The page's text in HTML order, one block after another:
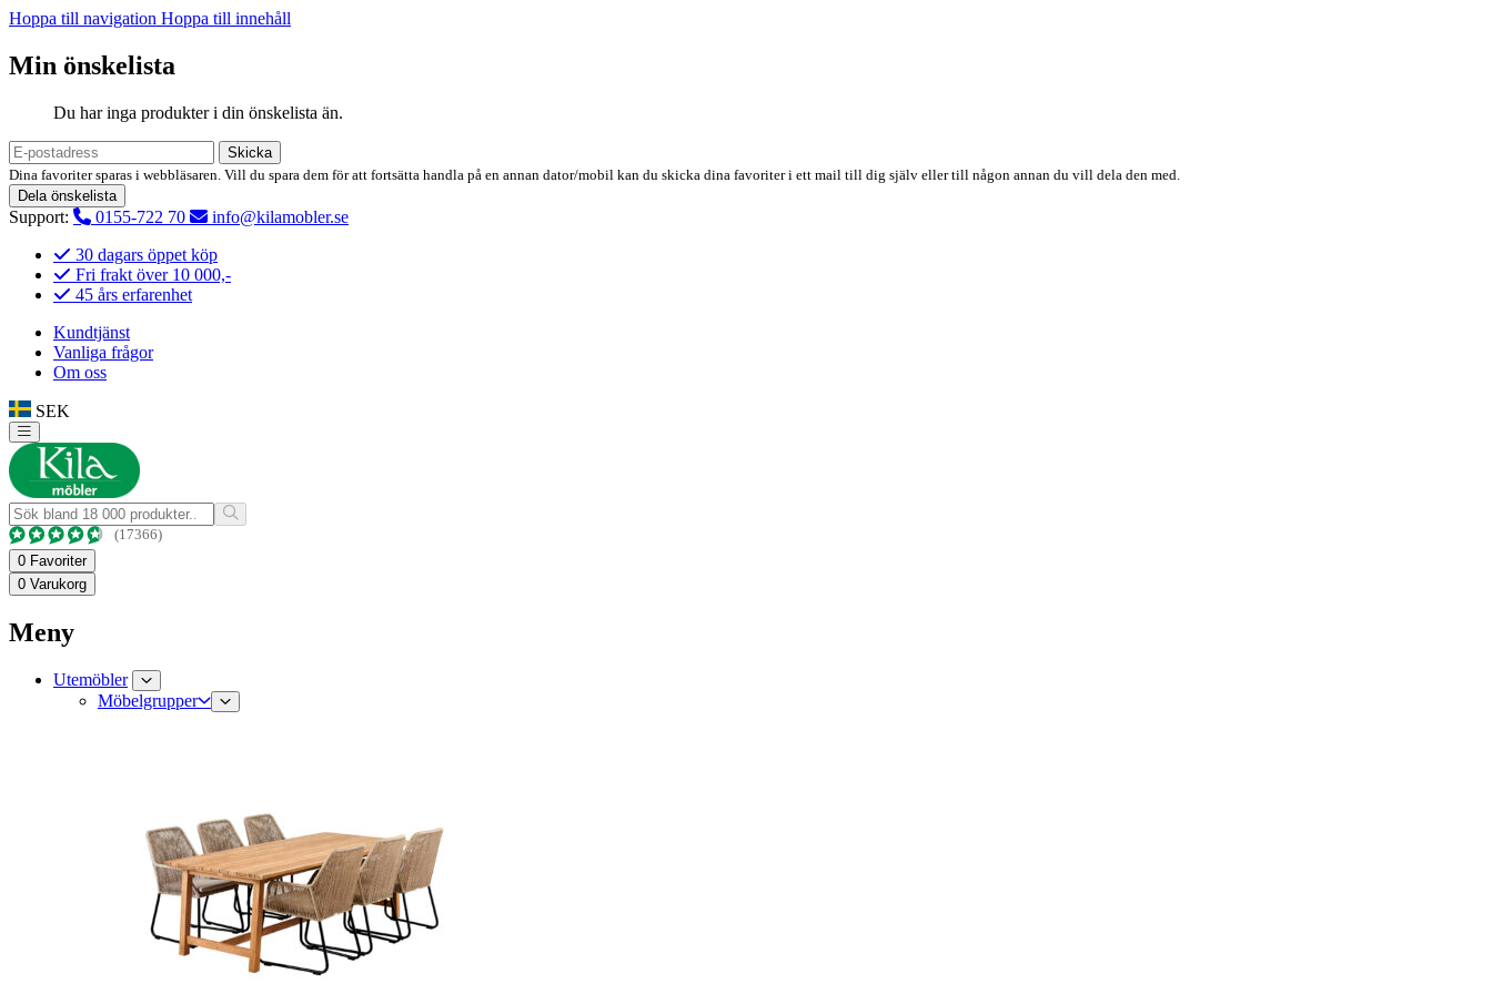
Hoppa till navigation Hoppa till innehåll
Min önskelista
Du har inga produkter i din önskelista än.
Skicka
Dina favoriter sparas i webbläsaren. Vill du spara dem för att fortsätta handla på en annan dator/mobil kan du skicka dina favoriter i ett mail till dig själv eller till någon annan du vill dela den med.
Dela önskelista
Support: 0155-722 70
info@kilamobler.se
30 dagars öppet köp
Fri frakt över 10 000,-
45 års erfarenhet
Kundtjänst
Vanliga frågor
Om oss
SEK
(17366)
0 Favoriter
0 Varukorg
Meny
Utemöbler
Möbelgrupper